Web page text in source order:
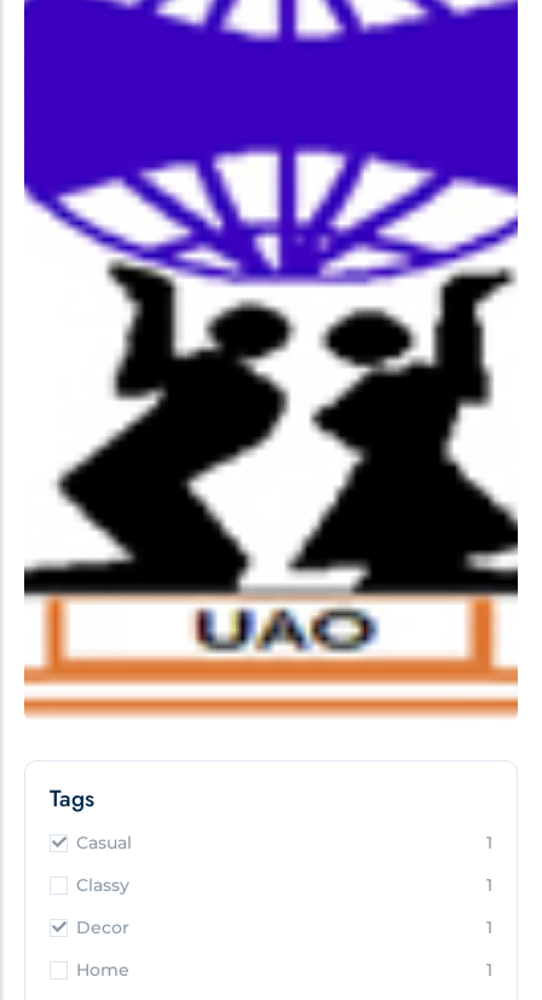
Tags
Casual
1
Classy
1
Decor
1
Home
1